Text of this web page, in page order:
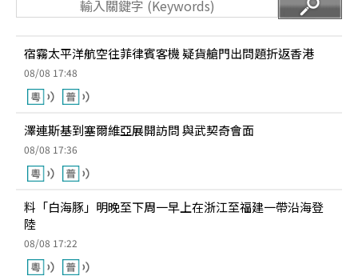
宿霧太平洋航空往菲律賓客機 疑貨艙門出問題折返香港
08/08 17:48
澤連斯基到塞爾維亞展開訪問 與武契奇會面
08/08 17:36
料「白海豚」明晚至下周一早上在浙江至福建一帶沿海登
陸
08/08 17:22